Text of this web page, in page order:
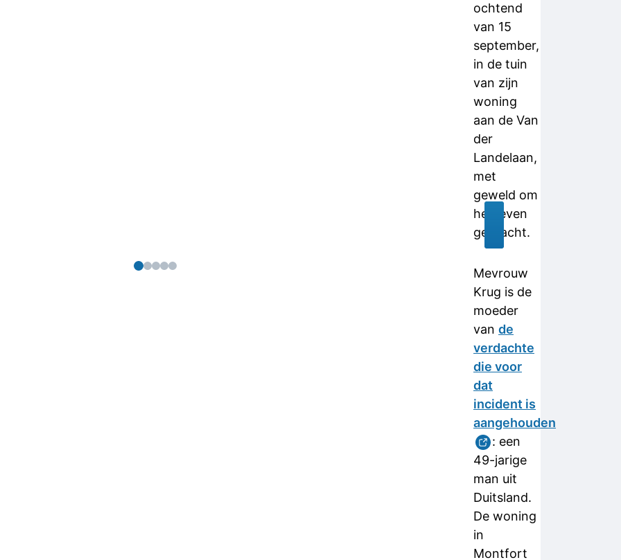
ochtend
van 15
september,
in de tuin
van zijn
woning
aan de Van
der
Landelaan,
met
geweld om
het leven
gebracht.
Mevrouw
Krug is de
moeder
van de
verdachte
die voor
dat
incident is
aangehouden
: een
49-jarige
man uit
Duitsland.
De woning
in
Montfort